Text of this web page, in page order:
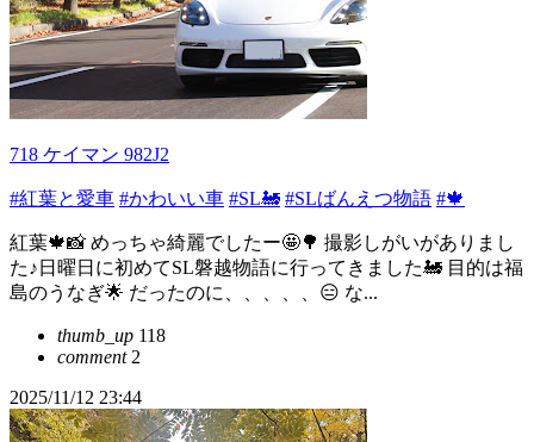
718 ケイマン 982J2
#紅葉と愛車 #かわいい車 #SL🚂 #SLばんえつ物語 #🍁
紅葉🍁📸 めっちゃ綺麗でしたー🤩🌳 撮影しがいがありまし
た♪日曜日に初めてSL磐越物語に行ってきました🚂 目的は福
島のうなぎ🌟 だったのに、、、、、😑 な...
thumb_up 118
comment2
2025/11/12 23:44